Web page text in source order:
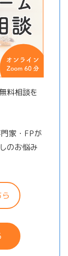
料相談を
家・FPが
のお悩み